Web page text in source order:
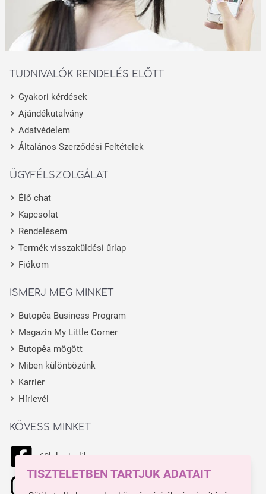
TUDNIVALÓK RENDELÉS ELŐTT
Gyakori kérdések
Ajándékutalvány
Adatvédelem
Általános Szerződési Feltételek
ÜGYFÉLSZOLGÁLAT
Élő chat
Kapcsolat
Rendelésem
Termék visszaküldési űrlap
Fiókom
ISMERJ MEG MINKET
Butopêa Business Program
Magazin My Little Corner
Butopêa mögött
Miben különbözünk
Karrier
Hírlevél
KÖVESS MINKET
68k kedvelik
TISZTELETBEN TARTJUK ADATAIT